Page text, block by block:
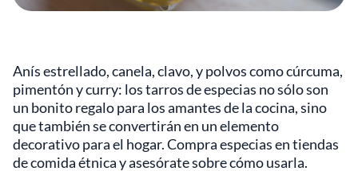
Anís estrellado, canela, clavo, y polvos como cúrcuma,
pimentón y curry: los tarros de especias no sólo son
un bonito regalo para los amantes de la cocina, sino
que también se convertirán en un elemento
decorativo para el hogar. Compra especias en tiendas
de comida étnica y asesórate sobre cómo usarla.